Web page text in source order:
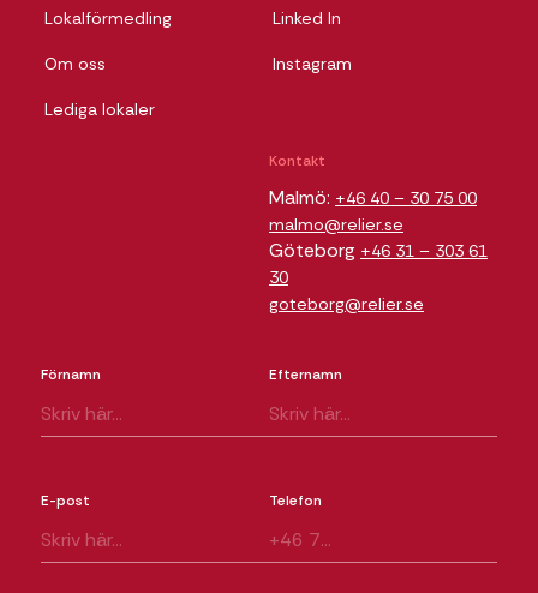
Lokalförmedling
Om oss
Lediga lokaler
Linked In
Instagram
Kontakt
Malmö: +46 40 – 30 75 00
malmo@relier.se
Göteborg +46 31 – 303 61
30
goteborg@relier.se
Förnamn Efternamn
E-post Telefon